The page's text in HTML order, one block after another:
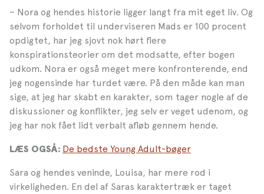
– Nora og hendes historie ligger langt fra mit eget liv. Og
selvom forholdet til underviseren Mads er 100 procent
opdigtet, har jeg sjovt nok hørt flere
konspirationsteorier om det modsatte, efter bogen
udkom. Nora er også meget mere konfronterende, end
jeg nogensinde har turdet være. På den måde kan man
sige, at jeg har skabt en karakter, som tager nogle af de
diskussioner og konflikter, jeg selv er veget udenom, og
jeg har nok fået lidt verbalt afløb gennem hende.
LÆS OGSÅ: De bedste Young Adult-bøger
Sara og hendes veninde, Louisa, har mere rod i
virkeligheden. En del af Saras karaktertræk er taget